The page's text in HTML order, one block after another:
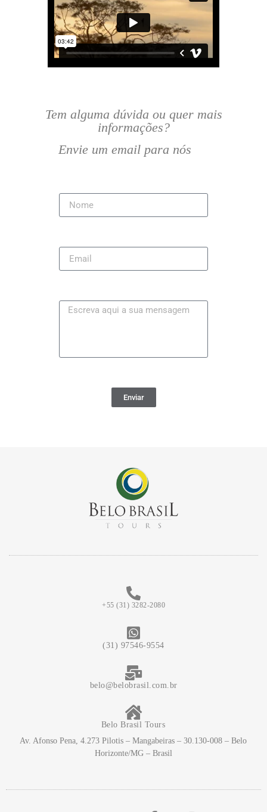
Tem alguma dúvida ou quer mais
informações?
Envie um email para nós
Enviar
+55 (31) 3282-2080
(31) 97546-9554
belo@belobrasil.com.br
Belo Brasil Tours
Av. Afonso Pena, 4.273 Pilotis – Mangabeiras – 30.130-008 – Belo
Horizonte/MG – Brasil